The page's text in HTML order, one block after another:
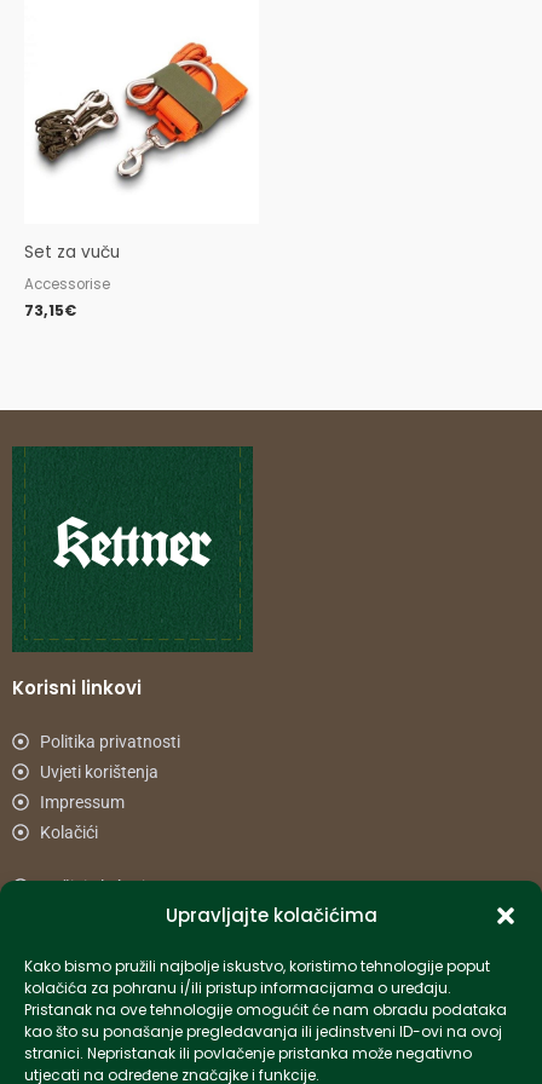
Upravljajte kolačićima
Kako bismo pružili najbolje iskustvo, koristimo tehnologije poput
kolačića za pohranu i/ili pristup informacijama o uređaju.
Pristanak na ove tehnologije omogućit će nam obradu podataka
kao što su ponašanje pregledavanja ili jedinstveni ID-ovi na ovoj
stranici. Nepristanak ili povlačenje pristanka može negativno
utjecati na određene značajke i funkcije.
Set za vuču
Accessorise
73,15€
Korisni linkovi
Politika privatnosti
Uvjeti korištenja
Impressum
Kolačići
Načini plaćanja
Informacije
info-hr@kettner.com